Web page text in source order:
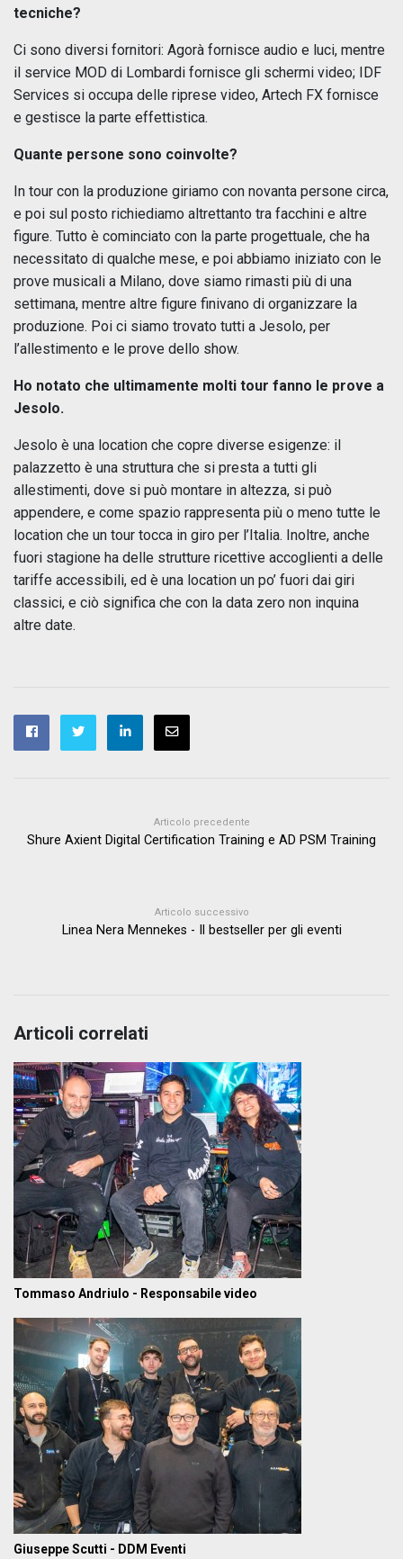
tecniche?
Ci sono diversi fornitori: Agorà fornisce audio e luci, mentre
il service MOD di Lombardi fornisce gli schermi video; IDF
Services si occupa delle riprese video, Artech FX fornisce
e gestisce la parte effettistica.
Quante persone sono coinvolte?
In tour con la produzione giriamo con novanta persone circa,
e poi sul posto richiediamo altrettanto tra facchini e altre
figure. Tutto è cominciato con la parte progettuale, che ha
necessitato di qualche mese, e poi abbiamo iniziato con le
prove musicali a Milano, dove siamo rimasti più di una
settimana, mentre altre figure finivano di organizzare la
produzione. Poi ci siamo trovato tutti a Jesolo, per
l’allestimento e le prove dello show.
Ho notato che ultimamente molti tour fanno le prove a
Jesolo.
Jesolo è una location che copre diverse esigenze: il
palazzetto è una struttura che si presta a tutti gli
allestimenti, dove si può montare in altezza, si può
appendere, e come spazio rappresenta più o meno tutte le
location che un tour tocca in giro per l’Italia. Inoltre, anche
fuori stagione ha delle strutture ricettive accoglienti a delle
tariffe accessibili, ed è una location un po’ fuori dai giri
classici, e ciò significa che con la data zero non inquina
altre date.
Articolo precedente
Shure Axient Digital Certification Training e AD PSM Training
Articolo successivo
Linea Nera Mennekes - Il bestseller per gli eventi
Articoli correlati
Tommaso Andriulo - Responsabile video
Giuseppe Scutti - DDM Eventi